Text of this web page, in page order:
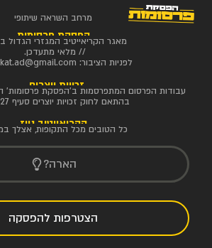
מרחב השראה שיתופי
הפסקת פרסומות
מאגר הקריאייטיב המגזרי הגדול
// מלאי מתעדכן.
לפניות הציבור:
זכויות יוצרים
עבודות הפרסום המתפרסמות ב'הפסקת פרסומות'
בהתאם לחוק זכויות יוצרים סעיף 27 א'
הקריאייטיב ניוז
כל הטובים מכל התקופות, אצלך
הארה?
הצטרפות להפסקה